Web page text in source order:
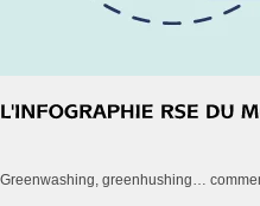
Greenwashing, greenhushing…